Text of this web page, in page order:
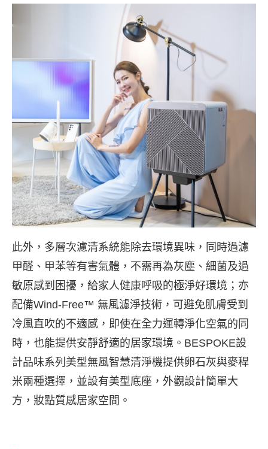
此外，多層次濾清系統能除去環境異味，同時過濾
甲醛、甲苯等有害氣體，不需再為灰塵、細菌及過
敏原感到困擾，給家人健康呼吸的極淨好環境；亦
配備Wind-Free™ 無風濾淨技術，可避免肌膚受到
冷風直吹的不適感，即使在全力運轉淨化空氣的同
時，也能提供安靜舒適的居家環境。BESPOKE設
計品味系列美型無風智慧清淨機提供卵石灰與麥稈
米兩種選擇，並設有美型底座，外觀設計簡單大
方，妝點質感居家空間。